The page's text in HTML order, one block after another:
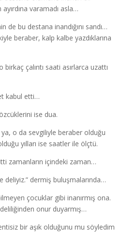
varamadı asla…
de bu destana inandığını sandı…
beraber, kalp kalbe yazdıklarına
çalıntı saati asırlarca uzattı
kabul etti…
ise dua.
o da sevgiliyle beraber olduğu
yılları ise saatler ile ölçtü.
zamanların içindeki zaman…
deliyiz.” dermiş buluşmalarında…
çocuklar gibi inanırmış ona.
onur duyarmış…
bir aşık olduğunu mu söyledim